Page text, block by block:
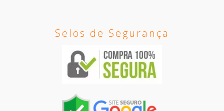
Selos de Segurança